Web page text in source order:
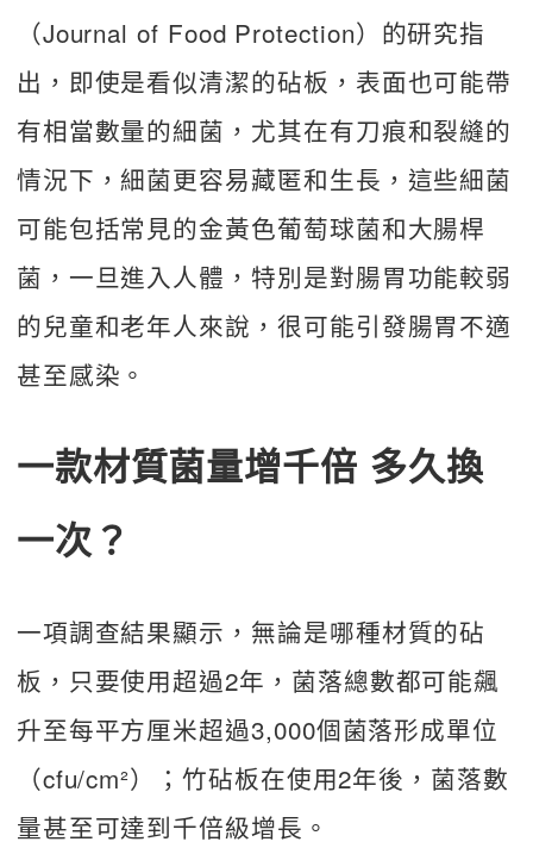
（Journal of Food Protection）的研究指
出，即使是看似清潔的砧板，表面也可能帶
有相當數量的細菌，尤其在有刀痕和裂縫的
情況下，細菌更容易藏匿和生長，這些細菌
可能包括常見的金黃色葡萄球菌和大腸桿
菌，一旦進入人體，特別是對腸胃功能較弱
的兒童和老年人來說，很可能引發腸胃不適
甚至感染。
一款材質菌量增千倍 多久換
一次？
一項調查結果顯示，無論是哪種材質的砧
板，只要使用超過2年，菌落總數都可能飆
升至每平方厘米超過3,000個菌落形成單位
（cfu/cm²）；竹砧板在使用2年後，菌落數
量甚至可達到千倍級增長。